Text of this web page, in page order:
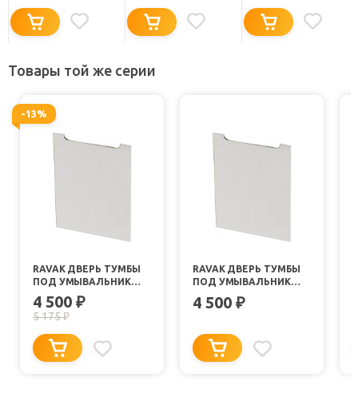
Товары той же серии
-13%
RAVAK ДВЕРЬ ТУМБЫ
ПОД УМЫВАЛЬНИК
CLASSIC 40 R БЕЛАЯ
4 500 ₽
5 175₽
RAVAK ДВЕРЬ ТУМБЫ
ПОД УМЫВАЛЬНИК
CLASSIC 40 L БЕЛАЯ
4 500 ₽